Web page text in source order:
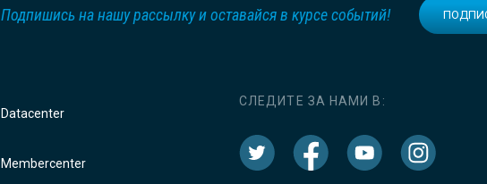
Подпишись на нашу рассылку и оставайся в курсе событий!
Datacenter
Membercenter
СЛЕДИТЕ ЗА НАМИ В: